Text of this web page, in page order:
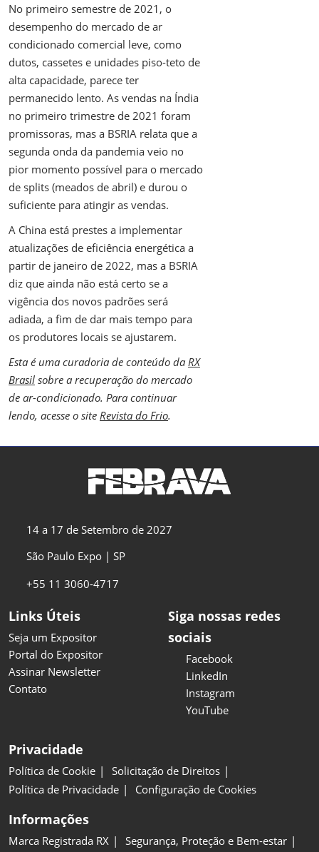
No primeiro semestre de 2021, o
desempenho do mercado de ar
condicionado comercial leve, como
dutos, cassetes e unidades piso-teto de
alta capacidade, parece ter
permanecido lento. As vendas na Índia
no primeiro trimestre de 2021 foram
promissoras, mas a BSRIA relata que a
segunda onda da pandemia veio no
pior momento possível para o mercado
de splits (meados de abril) e durou o
suficiente para atingir as vendas.
A China está prestes a implementar
atualizações de eficiência energética a
partir de janeiro de 2022, mas a BSRIA
diz que ainda não está certo se a
vigência dos novos padrões será
adiada, a fim de dar mais tempo para
os produtores locais se ajustarem.
Esta é uma curadoria de conteúdo da RX
Brasil sobre a recuperação do mercado
de ar-condicionado. Para continuar
lendo, acesse o site Revista do Frio.
14 a 17 de Setembro de 2027
São Paulo Expo | SP
+55 11 3060-4717
Links Úteis
Seja um Expositor
Portal do Expositor
Assinar Newsletter
Contato
Siga nossas redes
sociais
Facebook
LinkedIn
Instagram
YouTube
Privacidade
Política de Cookie
Solicitação de Direitos
Política de Privacidade
Configuração de Cookies
Informações
Marca Registrada RX
Segurança, Proteção e Bem-estar